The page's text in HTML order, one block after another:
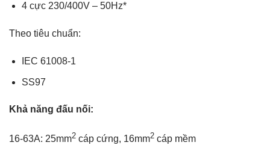
4 cực 230/400V – 50Hz*
Theo tiêu chuẩn:
IEC 61008-1
SS97
Khả năng đấu nối:
16-63A: 25mm2 cáp cứng, 16mm2 cáp mềm